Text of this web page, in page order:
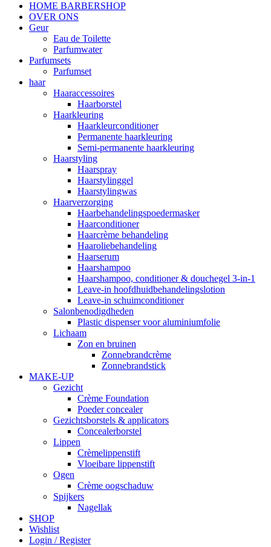
HOME BARBERSHOP
OVER ONS
Geur
Eau de Toilette
Parfumwater
Parfumsets
Parfumset
haar
Haaraccessoires
Haarborstel
Haarkleuring
Haarkleurconditioner
Permanente haarkleuring
Semi-permanente haarkleuring
Haarstyling
Haarspray
Haarstylinggel
Haarstylingwas
Haarverzorging
Haarbehandelingspoedermasker
Haarconditioner
Haarcrème behandeling
Haaroliebehandeling
Haarserum
Haarshampoo
Haarshampoo, conditioner & douchegel 3-in-1
Leave-in hoofdhuidbehandelingslotion
Leave-in schuimconditioner
Salonbenodigdheden
Plastic dispenser voor aluminiumfolie
Lichaam
Zon en bruinen
Zonnebrandcrème
Zonnebrandstick
MAKE-UP
Gezicht
Crème Foundation
Poeder concealer
Gezichtsborstels & applicators
Concealerborstel
Lippen
Crèmelippenstift
Vloeibare lippenstift
Ogen
Crème oogschaduw
Spijkers
Nagellak
SHOP
Wishlist
Login / Register